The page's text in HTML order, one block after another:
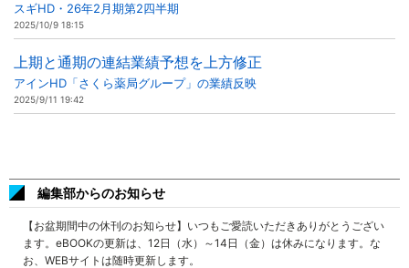
スギHD・26年2月期第2四半期
2025/10/9 18:15
上期と通期の連結業績予想を上方修正
アインHD「さくら薬局グループ」の業績反映
2025/9/11 19:42
編集部からのお知らせ
【お盆期間中の休刊のお知らせ】いつもご愛読いただきありがとうござい
ます。eBOOKの更新は、12日（水）～14日（金）は休みになります。な
お、WEBサイトは随時更新します。